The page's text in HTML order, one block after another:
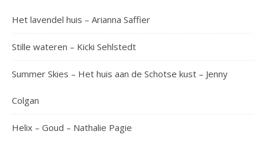
Het lavendel huis – Arianna Saffier
Stille wateren – Kicki Sehlstedt
Summer Skies – Het huis aan de Schotse kust – Jenny
Colgan
Helix – Goud – Nathalie Pagie